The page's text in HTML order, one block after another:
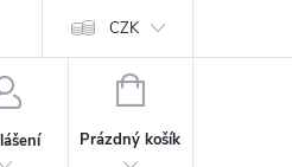
CZK
NÁKUPNÍ
Prázdný košík